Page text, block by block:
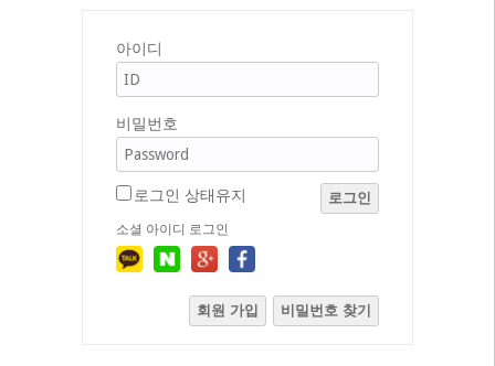
아이디
비밀번호
로그인 상태유지 로그인
소셜 아이디 로그인
회원 가입 비밀번호 찾기